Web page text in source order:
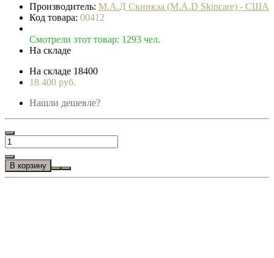
Производитель: М.А.Д Скинкэа (M.A.D Skincare) - США
Код товара: 00412
Смотрели этот товар: 1293 чел.
На складе
На складе 18400
18 400 руб.
Нашли дешевле?
В корзину